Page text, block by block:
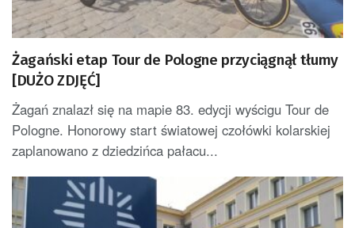
Żagański etap Tour de Pologne przyciągnął tłumy
[DUŻO ZDJĘĆ]
Żagań znalazł się na mapie 83. edycji wyścigu Tour de
Pologne. Honorowy start światowej czołówki kolarskiej
zaplanowano z dziedzińca pałacu...